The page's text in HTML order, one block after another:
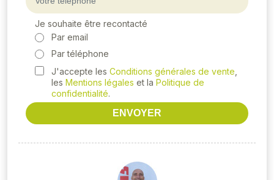
Je souhaite être recontacté
Par email
Par téléphone
J'accepte les Conditions générales de vente
les Mentions légales et la Politique de
confidentialité.
ENVOYER